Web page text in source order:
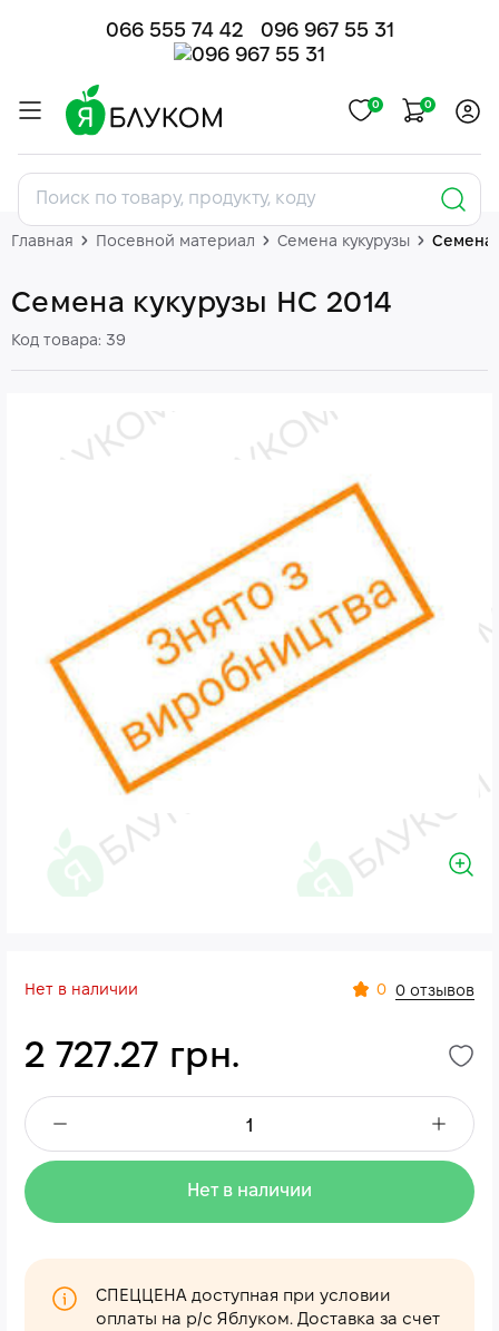
066 555 74 42 096 967 55 31
0 0
Главная Посевной материал Семена кукурузы Семена
Семена кукурузы НС 2014
Код товара: 39
Нет в наличии 0 0 отзывов
2 727.27 грн.
Нет в наличии
СПЕЦЦЕНА доступная при условии
оплаты на р/с Яблуком. Доставка за счет